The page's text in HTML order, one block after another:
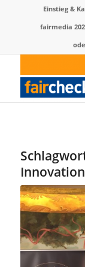
Einstieg &
fairmedia